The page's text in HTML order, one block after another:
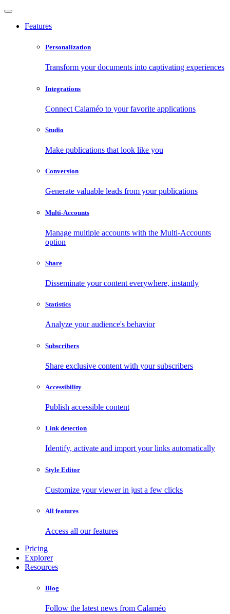
Features
Personalization
Transform your documents into captivating experiences
Integrations
Connect Calaméo to your favorite applications
Studio
Make publications that look like you
Conversion
Generate valuable leads from your publications
Multi-Accounts
Manage multiple accounts with the Multi-Accounts
option
Share
Disseminate your content everywhere, instantly
Statistics
Analyze your audience's behavior
Subscribers
Share exclusive content with your subscribers
Accessibility
Publish accessible content
Link detection
Identify, activate and import your links automatically
Style Editor
Customize your viewer in just a few clicks
All features
Access all our features
Pricing
Explorer
Resources
Blog
Follow the latest news from Calaméo